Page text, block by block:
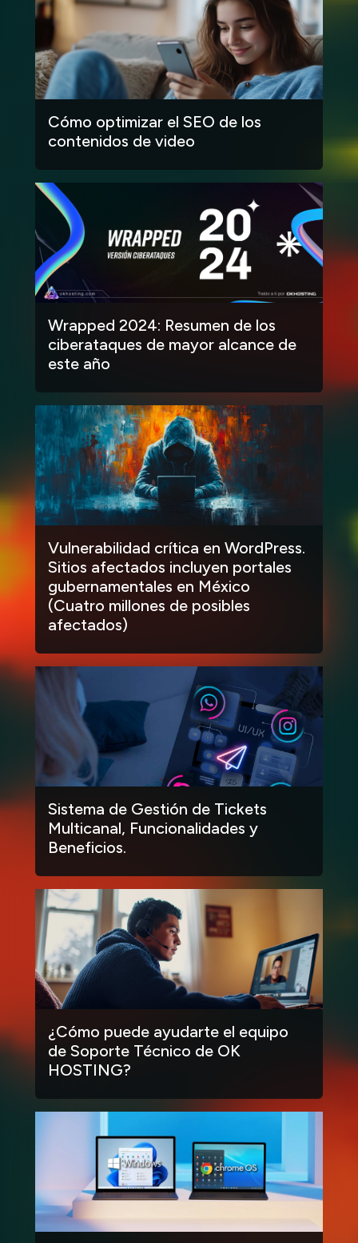
Cómo optimizar el SEO de los
contenidos de video
Wrapped 2024: Resumen de los
ciberataques de mayor alcance de
este año
Vulnerabilidad crítica en WordPress.
Sitios afectados incluyen portales
gubernamentales en México
(Cuatro millones de posibles
afectados)
Sistema de Gestión de Tickets
Multicanal, Funcionalidades y
Beneficios.
¿Cómo puede ayudarte el equipo
de Soporte Técnico de OK
HOSTING?